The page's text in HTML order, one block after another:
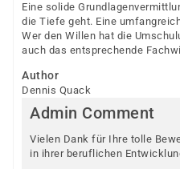
Eine solide
die Tiefe geht. Eine
Wer den Willen hat die
auch das entsprechende
Author
Dennis Quack
Admin Comment
Vielen Dank für Ihre tolle
in ihrer beruflichen